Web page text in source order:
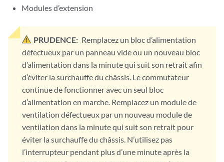
Modules d’extension
PRUDENCE: Remplacez un bloc d’alimentation
défectueux par un panneau vide ou un nouveau bloc
d’alimentation dans la minute qui suit son retrait afin
d’éviter la surchauffe du châssis. Le commutateur
continue de fonctionner avec un seul bloc
d’alimentation en marche. Remplacez un module de
ventilation défectueux par un nouveau module de
ventilation dans la minute qui suit son retrait pour
éviter la surchauffe du châssis. N’utilisez pas
l’interrupteur pendant plus d’une minute après la